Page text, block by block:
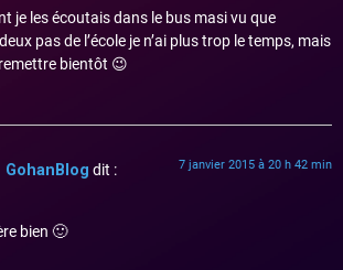
je les écoutais dans le bus masi vu que
pas de l’école je n’ai plus trop le temps, mais
remettre bientôt 😉
GohanBlog dit : 7 janvier 2015 à 20 h 42 min
bien 🙂